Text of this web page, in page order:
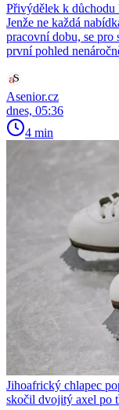
Přivýdělek k důchodu
Jenže ne každá
pracovní dobu, se pro
první pohled
Asenior.cz
dnes, 05:36
4 min
Jihoafrický chlapec
skočil dvojitý axel po